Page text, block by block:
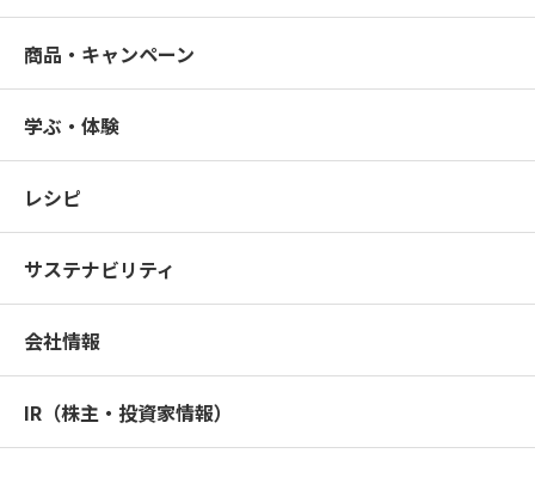
商品・キャンペーン
学ぶ・体験
レシピ
サステナビリティ
会社情報
IR（株主・投資家情報）